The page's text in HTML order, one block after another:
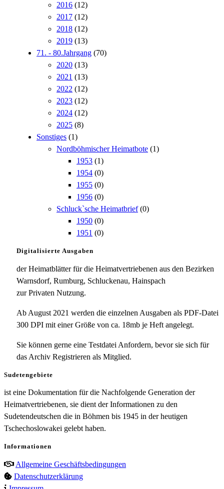
2016 (12)
2017 (12)
2018 (12)
2019 (13)
71. - 80.Jahrgang (70)
2020 (13)
2021 (13)
2022 (12)
2023 (12)
2024 (12)
2025 (8)
Sonstiges (1)
Nordböhmischer Heimatbote (1)
1953 (1)
1954 (0)
1955 (0)
1956 (0)
Schluck`sche Heimatbrief (0)
1950 (0)
1951 (0)
Digitalisierte Ausgaben
der Heimatblätter für die Heimatvertriebenen aus den Bezirken
Warnsdorf, Rumburg, Schluckenau, Hainspach
zur Privaten Nutzung.
Ab August 2021 werden die einzelnen Ausgaben als PDF-Datei
300 DPI mit einer Größe von ca. 18mb je Heft angelegt.
Sie können gerne eine Testdatei Anfordern, bevor sie sich für
das Archiv Registrieren als Mitglied.
Sudetengebiete
ist eine Dokumentation für die Nachfolgende Generation der
Heimatvertriebenen, sie dient der Informationen zu den
Sudetendeutschen die in Böhmen bis 1945 in der heutigen
Tschechoslowakei gelebt haben.
Informationen
Allgemeine Geschäftsbedingungen
Datenschutzerklärung